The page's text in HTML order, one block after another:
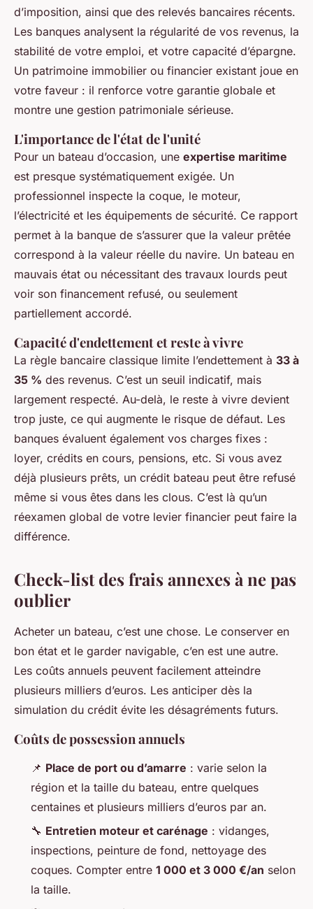
d’imposition, ainsi que des relevés bancaires récents.
Les banques analysent la régularité de vos revenus, la
stabilité de votre emploi, et votre capacité d’épargne.
Un patrimoine immobilier ou financier existant joue en
votre faveur : il renforce votre garantie globale et
montre une gestion patrimoniale sérieuse.
L'importance de l'état de l'unité
Pour un bateau d’occasion, une expertise maritime
est presque systématiquement exigée. Un
professionnel inspecte la coque, le moteur,
l’électricité et les équipements de sécurité. Ce rapport
permet à la banque de s’assurer que la valeur prêtée
correspond à la valeur réelle du navire. Un bateau en
mauvais état ou nécessitant des travaux lourds peut
voir son financement refusé, ou seulement
partiellement accordé.
Capacité d'endettement et reste à vivre
La règle bancaire classique limite l’endettement à 33 à
35 % des revenus. C’est un seuil indicatif, mais
largement respecté. Au-delà, le reste à vivre devient
trop juste, ce qui augmente le risque de défaut. Les
banques évaluent également vos charges fixes :
loyer, crédits en cours, pensions, etc. Si vous avez
déjà plusieurs prêts, un crédit bateau peut être refusé
même si vous êtes dans les clous. C’est là qu’un
réexamen global de votre levier financier peut faire la
différence.
Check-list des frais annexes à ne pas
oublier
Acheter un bateau, c’est une chose. Le conserver en
bon état et le garder navigable, c’en est une autre.
Les coûts annuels peuvent facilement atteindre
plusieurs milliers d’euros. Les anticiper dès la
simulation du crédit évite les désagréments futurs.
Coûts de possession annuels
📌 Place de port ou d’amarre : varie selon la
région et la taille du bateau, entre quelques
centaines et plusieurs milliers d’euros par an.
🔧 Entretien moteur et carénage : vidanges,
inspections, peinture de fond, nettoyage des
coques. Compter entre 1 000 et 3 000 €/an selon
la taille.